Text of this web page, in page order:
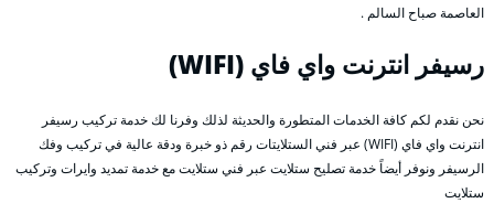
العاصمة صباح السالم .
رسيفر انترنت واي فاي (WIFI)
نحن نقدم لكم كافة الخدمات المتطورة والحديثة لذلك وفرنا لك خدمة تركيب رسيفر
انترنت واي فاي (WIFI) عبر فني الستلايتات رقم ذو خبرة ودقة عالية في تركيب وفك
الرسيفر ونوفر أيضاً خدمة تصليح ستلايت عبر فني ستلايت مع خدمة تمديد وايرات وتركيب
ستلايت